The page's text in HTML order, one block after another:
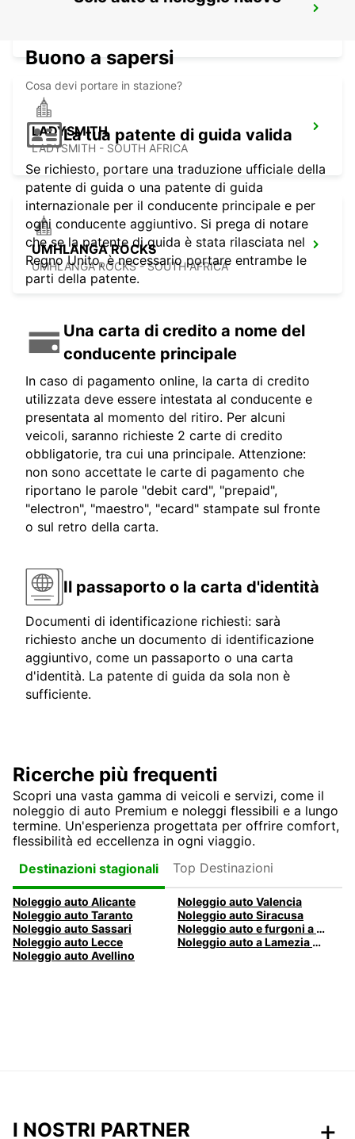
LADYSMITH
LADYSMITH - SOUTH AFRICA
UMHLANGA ROCKS
UMHLANGA ROCKS - SOUTH AFRICA
Buono a sapersi
Cosa devi portare in stazione?
La tua patente di guida valida
Se richiesto, portare una traduzione ufficiale della
patente di guida o una patente di guida
internazionale per il conducente principale e per
ogni conducente aggiuntivo. Si prega di notare
che se la patente di guida è stata rilasciata nel
Regno Unito, è necessario portare entrambe le
parti della patente.
Una carta di credito a nome del
conducente principale
In caso di pagamento online, la carta di credito
utilizzata deve essere intestata al conducente e
presentata al momento del ritiro. Per alcuni
veicoli, saranno richieste 2 carte di credito
obbligatorie, tra cui una principale. Attenzione:
non sono accettate le carte di pagamento che
riportano le parole "debit card", "prepaid",
"electron", "maestro", "ecard" stampate sul fronte
o sul retro della carta.
Il passaporto o la carta d'identità
Documenti di identificazione richiesti: sarà
richiesto anche un documento di identificazione
aggiuntivo, come un passaporto o una carta
d'identità. La patente di guida da sola non è
sufficiente.
Ricerche più frequenti
Scopri una vasta gamma di veicoli e servizi, come il
noleggio di auto Premium e noleggi flessibili e a lungo
termine. Un'esperienza progettata per offrire comfort,
flessibilità ed eccellenza in ogni viaggio.
Destinazioni stagionali
Top Destinazioni
Noleggio auto Alicante
Noleggio auto Valencia
Noleggio auto Taranto
Noleggio auto Siracusa
Noleggio auto Sassari
Noleggio auto e furgoni a Pescara
Noleggio auto Lecce
Noleggio auto a Lamezia Terme, Italia
Noleggio auto Avellino
I NOSTRI PARTNER